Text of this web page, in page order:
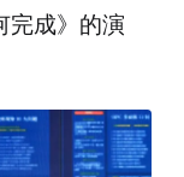
完成》的演